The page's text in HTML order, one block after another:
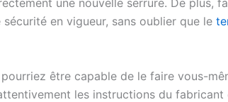
une nouvelle serrure. De plus,
en vigueur, sans oublier que le
être capable de le faire vous-
les instructions du fabricant